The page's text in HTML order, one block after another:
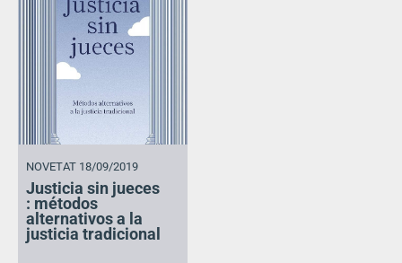
NOVETAT 18/09/2019
Justicia sin jueces
: métodos
alternativos a la
justicia tradicional